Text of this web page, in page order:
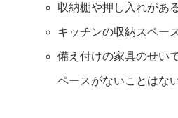
収納棚や押し入れがあ
キッチンの収納スペー
備え付けの家具のせい
ペースがないことはな